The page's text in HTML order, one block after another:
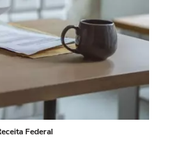
Federal